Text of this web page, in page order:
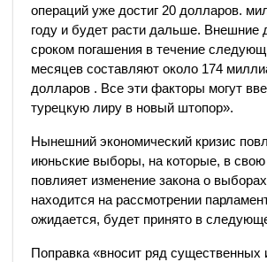
операций уже достиг 20 долларов.
году и будет расти дальше. Внешние
сроком погашения в течение
месяцев составляют около 174
долларов . Все эти факторы могут
турецкую лиру в новый штопор».
Нынешний экономический кризис
июньские выборы, на которые, в свою
повлияет изменение закона о
находится на рассмотрении
ожидается, будет принято в
Поправка «вносит ряд существенных